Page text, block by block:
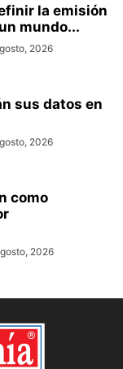
la emisión
mundo...
2026
sus datos en
2026
como
2026